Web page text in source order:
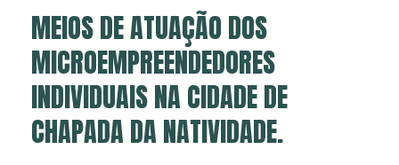
MEIOS DE ATUAÇÃO DOS
MICROEMPREENDEDORES
INDIVIDUAIS NA CIDADE DE
CHAPADA DA NATIVIDADE.